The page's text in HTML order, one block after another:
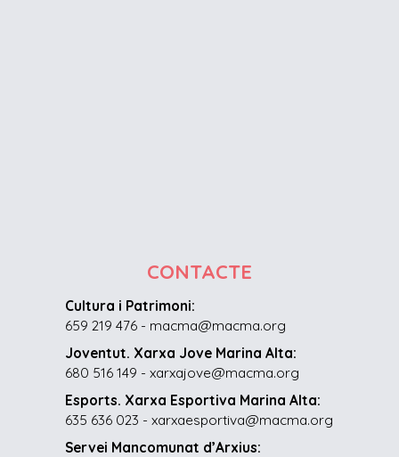
CONTACTE
Cultura i Patrimoni:
659 219 476 - macma@macma.org
Joventut. Xarxa Jove Marina Alta:
680 516 149 - xarxajove@macma.org
Esports. Xarxa Esportiva Marina Alta:
635 636 023 - xarxaesportiva@macma.org
Servei Mancomunat d’Arxius: